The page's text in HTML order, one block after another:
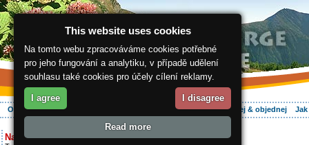
O regionu Aktivně Ubytování Hledej & objednej
Najděte si:
ergis.cz>
This website uses cookies
Na tomto webu zpracováváme cookies potřebné
pro jeho fungování a analytiku, v případě udělení
souhlasu také cookies pro účely cílení reklamy.
I agree I disagree
Read more